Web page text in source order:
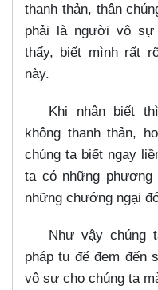
thanh thản, thân
phải là người vô sự
thấy, biết mình rất
này.
Khi nhận biết
không thanh thản,
chúng ta biết ngay
ta có những
những chướng ngại
Như vậy chúng
pháp tu để đem đến
vô sự cho chúng ta